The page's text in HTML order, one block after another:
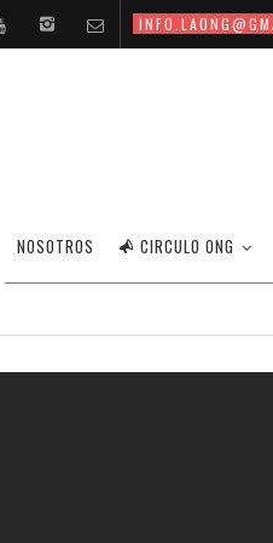
NOSOTROS CIRCULO ONG